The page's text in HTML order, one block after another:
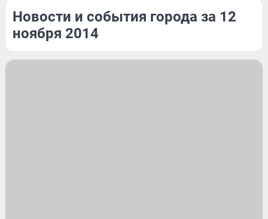
Новости и события города за 12
ноября 2014